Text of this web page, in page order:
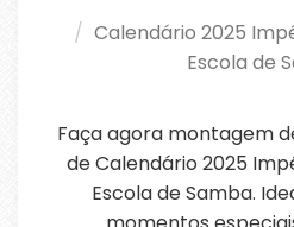
Calendário 2025
Escola de
Faça agora montagem
de Calendário 2025
Escola de Samba.